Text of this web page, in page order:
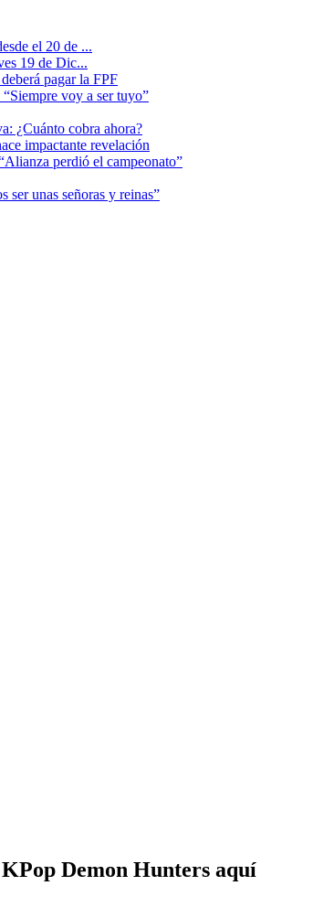
el 20 de ...
19 de Dic...
pagar la FPF
voy a ser tuyo”
¿Cuánto cobra ahora?
impactante revelación
perdió el campeonato”
ser unas señoras y reinas”
Demon Hunters aquí